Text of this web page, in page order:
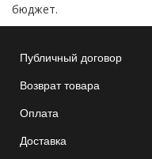
бюджет.
Публичный договор
Возврат товара
Оплата
Доставка